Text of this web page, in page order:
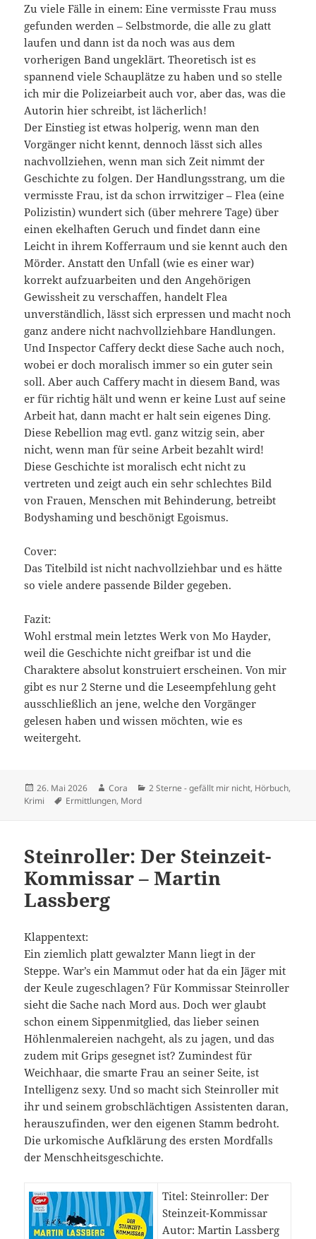
Zu viele Fälle in einem: Eine vermisste Frau muss
gefunden werden – Selbstmorde, die alle zu glatt
laufen und dann ist da noch was aus dem
vorherigen Band ungeklärt. Theoretisch ist es
spannend viele Schauplätze zu haben und so stelle
ich mir die Polizeiarbeit auch vor, aber das, was die
Autorin hier schreibt, ist lächerlich!
Der Einstieg ist etwas holperig, wenn man den
Vorgänger nicht kennt, dennoch lässt sich alles
nachvollziehen, wenn man sich Zeit nimmt der
Geschichte zu folgen. Der Handlungsstrang, um die
vermisste Frau, ist da schon irrwitziger – Flea (eine
Polizistin) wundert sich (über mehrere Tage) über
einen ekelhaften Geruch und findet dann eine
Leicht in ihrem Kofferraum und sie kennt auch den
Mörder. Anstatt den Unfall (wie es einer war)
korrekt aufzuarbeiten und den Angehörigen
Gewissheit zu verschaffen, handelt Flea
unverständlich, lässt sich erpressen und macht noch
ganz andere nicht nachvollziehbare Handlungen.
Und Inspector Caffery deckt diese Sache auch noch,
wobei er doch moralisch immer so ein guter sein
soll. Aber auch Caffery macht in diesem Band, was
er für richtig hält und wenn er keine Lust auf seine
Arbeit hat, dann macht er halt sein eigenes Ding.
Diese Rebellion mag evtl. ganz witzig sein, aber
nicht, wenn man für seine Arbeit bezahlt wird!
Diese Geschichte ist moralisch echt nicht zu
vertreten und zeigt auch ein sehr schlechtes Bild
von Frauen, Menschen mit Behinderung, betreibt
Bodyshaming und beschönigt Egoismus.
Cover:
Das Titelbild ist nicht nachvollziehbar und es hätte
so viele andere passende Bilder gegeben.
Fazit:
Wohl erstmal mein letztes Werk von Mo Hayder,
weil die Geschichte nicht greifbar ist und die
Charaktere absolut konstruiert erscheinen. Von mir
gibt es nur 2 Sterne und die Leseempfehlung geht
ausschließlich an jene, welche den Vorgänger
gelesen haben und wissen möchten, wie es
weitergeht.
Veröffentlicht
am
26. Mai 2026 Autor
Cora Kategorien
2 Sterne - gefällt mir nicht, Hörbuch,
Krimi
Schlagwörter
Ermittlungen, Mord
Steinroller: Der Steinzeit-
Kommissar – Martin
Lassberg
Klappentext:
Ein ziemlich platt gewalzter Mann liegt in der
Steppe. War’s ein Mammut oder hat da ein Jäger mit
der Keule zugeschlagen? Für Kommissar Steinroller
sieht die Sache nach Mord aus. Doch wer glaubt
schon einem Sippenmitglied, das lieber seinen
Höhlenmalereien nachgeht, als zu jagen, und das
zudem mit Grips gesegnet ist? Zumindest für
Weichhaar, die smarte Frau an seiner Seite, ist
Intelligenz sexy. Und so macht sich Steinroller mit
ihr und seinem grobschlächtigen Assistenten daran,
herauszufinden, wer den eigenen Stamm bedroht.
Die urkomische Aufklärung des ersten Mordfalls
der Menschheitsgeschichte.
Titel: Steinroller: Der
Steinzeit-Kommissar
Autor: Martin Lassberg